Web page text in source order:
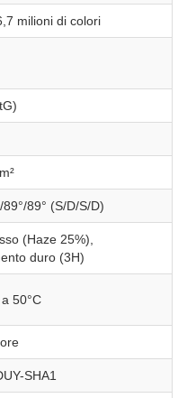
milioni di colori
89°/89° (S/D/S/D)
(Haze 25%),
duro (3H)
50°C
SHA1